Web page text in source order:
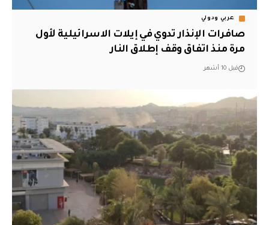
عربي ودولي
صافرات الإنذار تدوي في إيلات الاسرائيلية لأول
مرة منذ اتفاق وقف إطلاق النار
قبل 10 أشهر